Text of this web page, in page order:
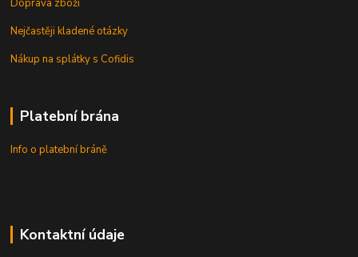
Nejčastěji kladené otázky
Nákup na splátky s Cofidis
Platební brána
Info o platební bráně
Kontaktní údaje